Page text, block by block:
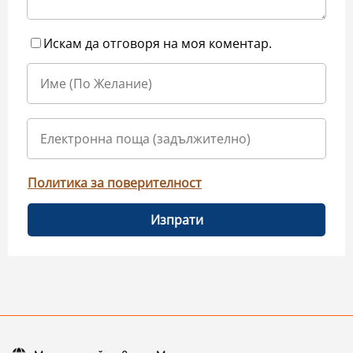
Искам да отговоря на моя коментар.
Политика за поверителност
Изпрати